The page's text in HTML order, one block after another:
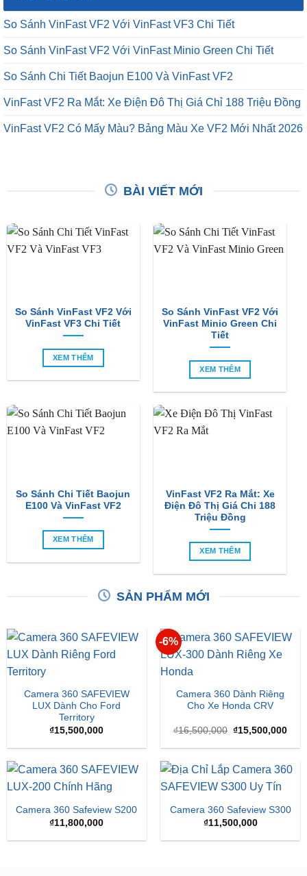
So Sánh VinFast VF2 Với VinFast VF3 Chi Tiết
So Sánh VinFast VF2 Với VinFast Minio Green Chi Tiết
So Sánh Chi Tiết Baojun E100 Và VinFast VF2
VinFast VF2 Ra Mắt: Xe Điện Đô Thị Giá Chỉ 188 Triệu Đồng
VinFast VF2 Có Mấy Màu? Bảng Màu Xe VF2 Mới Nhất 2026
BÀI VIẾT MỚI
So Sánh VinFast VF2 Với
VinFast VF3 Chi Tiết
XEM THÊM
So Sánh VinFast VF2 Với
VinFast Minio Green Chi
Tiết
XEM THÊM
So Sánh Chi Tiết Baojun
E100 Và VinFast VF2
XEM THÊM
VinFast VF2 Ra Mắt: Xe
Điện Đô Thị Giá Chỉ 188
Triệu Đồng
XEM THÊM
SẢN PHẨM MỚI
Camera 360 SAFEVIEW
LUX Dành Cho Ford
Territory
₫15,500,000
-6%
Camera 360 Dành Riêng
Cho Xe Honda CRV
₫16,500,000 Giá
là:
₫15,500,000Giá
tại
Camera 360 Safeview S200
₫11,800,000
Camera 360 Safeview S300
₫11,500,000